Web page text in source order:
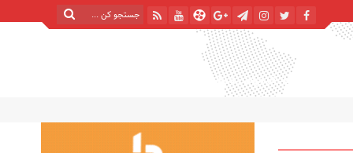
پنج شنبه, ۱۵ مرداد , ۱۴۰۵ | 22 صفر 1448